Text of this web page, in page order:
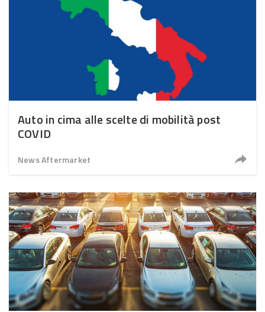
Auto in cima alle scelte di mobilità post
COVID
News Aftermarket